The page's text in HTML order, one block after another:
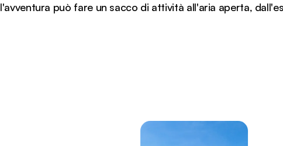
l'avventura può fare un sacco di attività all'aria aperta,